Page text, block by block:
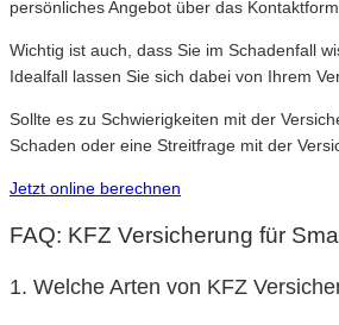
persönliches Angebot über das
Wichtig ist auch, dass Sie im Schadenfall
Idealfall lassen Sie sich dabei von Ihrem
Sollte es zu Schwierigkeiten mit der
Schaden oder eine Streitfrage mit der
Jetzt online berechnen
FAQ: KFZ Versicherung für
1. Welche Arten von KFZ